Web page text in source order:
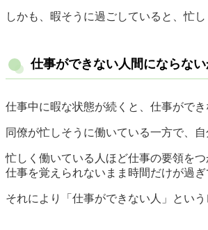
しかも、暇そうに過ごしていると、忙
仕事ができない人間にならな
仕事中に暇な状態が続くと、仕事がで
同僚が忙しそうに働いている一方で、
忙しく働いている人ほど仕事の要領を
仕事を覚えられないまま時間だけが過ぎ
それにより「仕事ができない人」とい